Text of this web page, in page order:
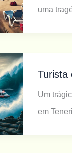
uma
Turista
Um
em